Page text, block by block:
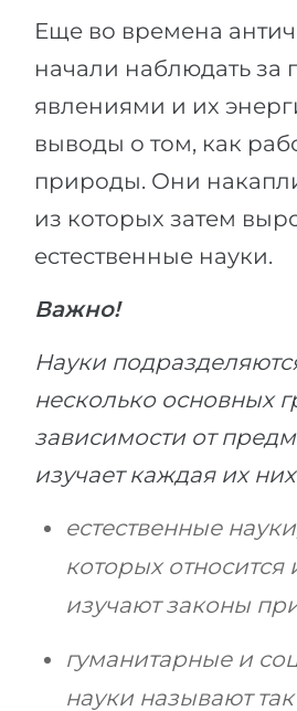
Еще во времена
начали наблюдать
явлениями и их
выводы о том, как
природы. Они
из которых затем
естественные науки.
Важно!
Науки
несколько основных
зависимости от
изучает каждая их
естественные
которых относится
изучают законы
гуманитарные и
науки называют